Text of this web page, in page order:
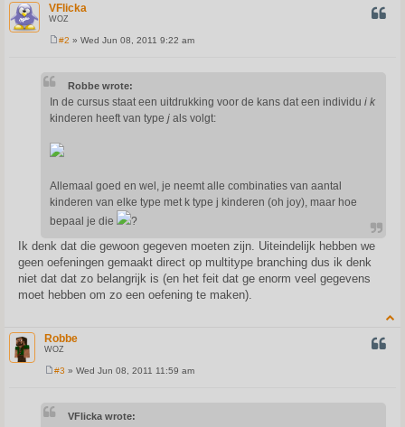
VFlicka
WOZ
#2 » Wed Jun 08, 2011 9:22 am
Robbe wrote:
In de cursus staat een uitdrukking voor de kans dat een individu i k
kinderen heeft van type j als volgt:
Allemaal goed en wel, je neemt alle combinaties van aantal
kinderen van elke type met k type j kinderen (oh joy), maar hoe
bepaal je die
?
Ik denk dat die gewoon gegeven moeten zijn. Uiteindelijk hebben we
geen oefeningen gemaakt direct op multitype branching dus ik denk
niet dat dat zo belangrijk is (en het feit dat ge enorm veel gegevens
moet hebben om zo een oefening te maken).
Robbe
WOZ
t
#3 » Wed Jun 08, 2011 11:59 am
VFlicka wrote: